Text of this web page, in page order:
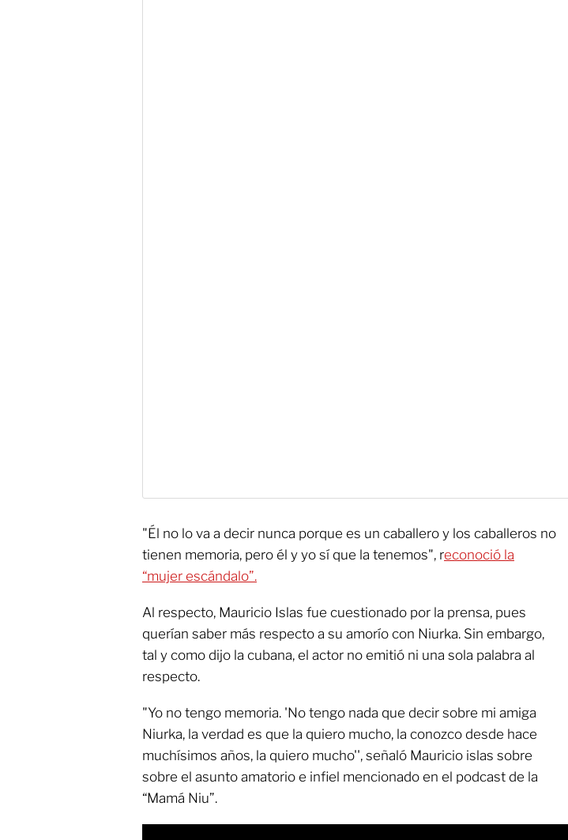
"Él no lo va a decir nunca porque es un caballero y los caballeros no
tienen memoria, pero él y yo sí que la tenemos", reconoció la
“mujer escándalo”.
Al respecto, Mauricio Islas fue cuestionado por la prensa, pues
querían saber más respecto a su amorío con Niurka. Sin embargo,
tal y como dijo la cubana, el actor no emitió ni una sola palabra al
respecto.
"Yo no tengo memoria. 'No tengo nada que decir sobre mi amiga
Niurka, la verdad es que la quiero mucho, la conozco desde hace
muchísimos años, la quiero mucho'', señaló Mauricio islas sobre
sobre el asunto amatorio e infiel mencionado en el podcast de la
“Mamá Niu”.